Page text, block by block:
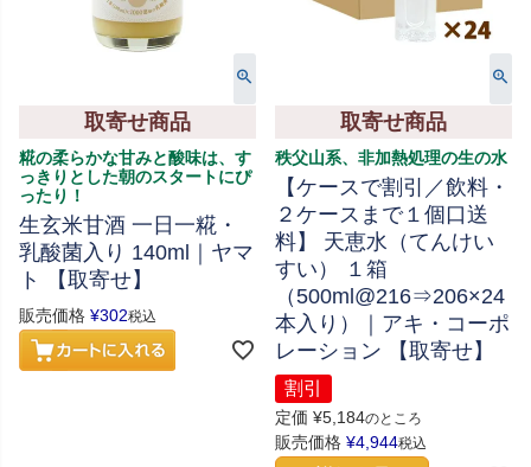
取寄せ商品
糀の柔らかな甘みと酸味は、す
っきりとした朝のスタートにぴ
ったり！
生玄米甘酒 一日一糀・
乳酸菌入り 140ml｜ヤマ
ト 【取寄せ】
販売価格 ¥302税込
取寄せ商品
秩父山系、非加熱処理の生の水
【ケースで割引／飲料・
２ケースまで１個口送
料】 天恵水（てんけい
すい） １箱
（500ml@216⇒206×24
本入り）｜アキ・コーポ
レーション 【取寄せ】
割引
定価 ¥5,184のところ
販売価格 ¥4,944税込